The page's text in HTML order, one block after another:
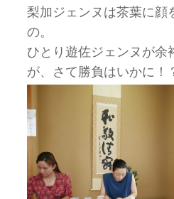
梨加ジェンヌは茶葉に顔
の。
ひとり遊佐ジェンヌが余
が、さて勝負はいかに！